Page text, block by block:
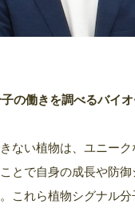
の働きを調べるバイ
ない植物は、ユニー
とで自身の成長や防御
これら植物シグナル分